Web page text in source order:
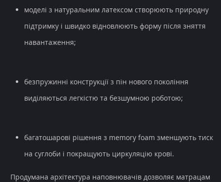
моделі з натуральним латексом створюють природну
підтримку і швидко відновлюють форму після зняття
навантаження;
безпружинні конструкції з пін нового покоління
виділяються легкістю та безшумною роботою;
багатошарові рішення з memory foam зменшують тиск
на суглоби і покращують циркуляцію крові.
Продумана архітектура наповнювачів дозволяє матрацам